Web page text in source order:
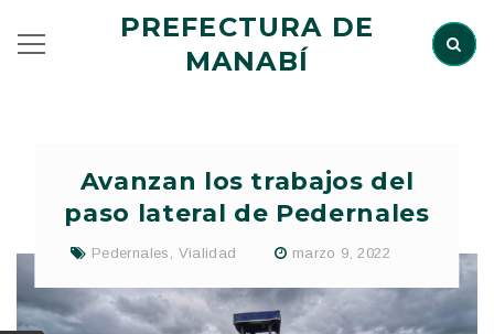
PREFECTURA DE
MANABÍ
Avanzan los trabajos del
paso lateral de Pedernales
Pedernales Vialidad marzo 9, 2022